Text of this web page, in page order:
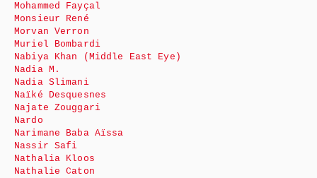
Mohammed Fayçal
Monsieur René
Morvan Verron
Muriel Bombardi
Nabiya Khan (Middle East Eye)
Nadia M.
Nadia Slimani
Naïké Desquesnes
Najate Zouggari
Nardo
Narimane Baba Aïssa
Nassir Safi
Nathalia Kloos
Nathalie Caton